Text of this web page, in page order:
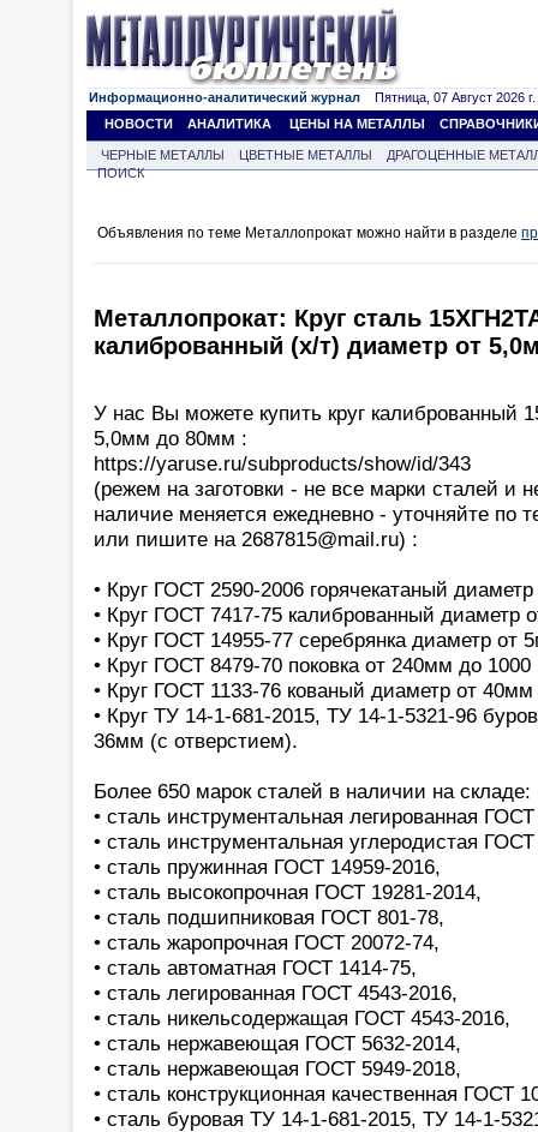
Информационно-аналитический журнал Пятница, 07 Август 2026 г.
НОВОСТИ
АНАЛИТИКА ЦЕНЫ НА МЕТАЛЛЫ
ЧЕРНЫЕ МЕТАЛЛЫ ЦВЕТНЫЕ МЕТАЛЛЫ
ДРАГОЦЕННЫЕ
ПОИСК
Объявления по теме Металлопрокат можно найти в разделе
Металлопрокат: Круг сталь
калиброванный (х/т) диаметр от
У нас Вы можете купить круг калиброванный
5,0мм до 80мм :
https://yaruse.ru/subproducts/show/id/343
(режем на заготовки - не все марки сталей и
наличие меняется ежедневно - уточняйте по
или пишите на 2687815@mail.ru) :
• Круг ГОСТ 2590-2006 горячекатаный
• Круг ГОСТ 7417-75 калиброванный диаметр
• Круг ГОСТ 14955-77 серебрянка диаметр от
• Круг ГОСТ 8479-70 поковка от 240мм до
• Круг ГОСТ 1133-76 кованый диаметр от
• Круг ТУ 14-1-681-2015, ТУ 14-1-5321-96
36мм (с отверстием).
Более 650 марок сталей в наличии на складе:
• сталь инструментальная легированная
• сталь инструментальная углеродистая
• сталь пружинная ГОСТ 14959-2016,
• сталь высокопрочная ГОСТ 19281-2014,
• сталь подшипниковая ГОСТ 801-78,
• сталь жаропрочная ГОСТ 20072-74,
• сталь автоматная ГОСТ 1414-75,
• сталь легированная ГОСТ 4543-2016,
• сталь никельсодержащая ГОСТ 4543-2016,
• сталь нержавеющая ГОСТ 5632-2014,
• сталь нержавеющая ГОСТ 5949-2018,
• сталь конструкционная качественная ГОСТ
• сталь буровая ТУ 14-1-681-2015, ТУ 14-1-